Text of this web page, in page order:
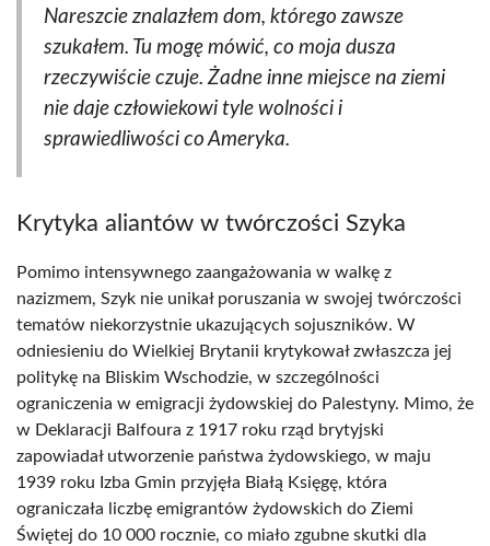
Nareszcie znalazłem dom, którego zawsze
szukałem. Tu mogę mówić, co moja dusza
rzeczywiście czuje. Żadne inne miejsce na ziemi
nie daje człowiekowi tyle wolności i
sprawiedliwości co Ameryka.
Krytyka aliantów w twórczości Szyka
Pomimo intensywnego zaangażowania w walkę z
nazizmem, Szyk nie unikał poruszania w swojej twórczości
tematów niekorzystnie ukazujących sojuszników. W
odniesieniu do Wielkiej Brytanii krytykował zwłaszcza jej
politykę na Bliskim Wschodzie, w szczególności
ograniczenia w emigracji żydowskiej do Palestyny. Mimo, że
w Deklaracji Balfoura z 1917 roku rząd brytyjski
zapowiadał utworzenie państwa żydowskiego, w maju
1939 roku Izba Gmin przyjęła Białą Księgę, która
ograniczała liczbę emigrantów żydowskich do Ziemi
Świętej do 10 000 rocznie, co miało zgubne skutki dla